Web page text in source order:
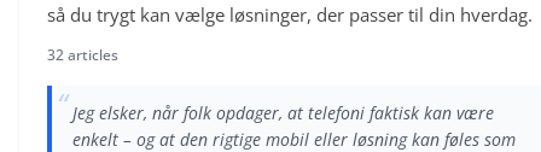
så du trygt kan vælge løsninger, der passer til din hverdag.
32 articles
“Jeg elsker, når folk opdager, at telefoni faktisk kan være
enkelt – og at den rigtige mobil eller løsning kan føles som